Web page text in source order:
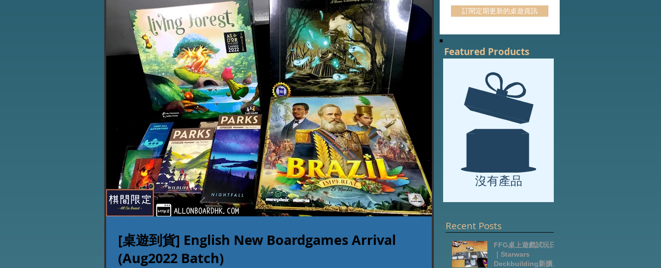
[桌遊到貨] English New Boardgames Arrival
(Aug2022 Batch)
訂閱定期更新的桌遊資訊
Featured Products
Recent Posts
FFG桌上遊戲試玩日
｜Starwars
Deckbuilding新擴充
沒有產品